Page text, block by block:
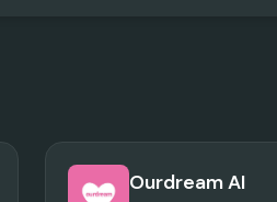
Ourdream AI